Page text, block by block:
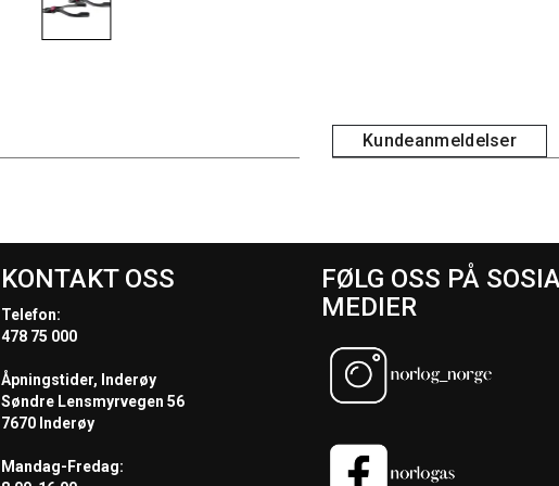
Kundeanmeldelser
KONTAKT OSS
Telefon:
478 75 000
Åpningstider, Inderøy
Søndre Lensmyrvegen 56
7670 Inderøy
Mandag-Fredag:
FØLG OSS PÅ
MEDIER